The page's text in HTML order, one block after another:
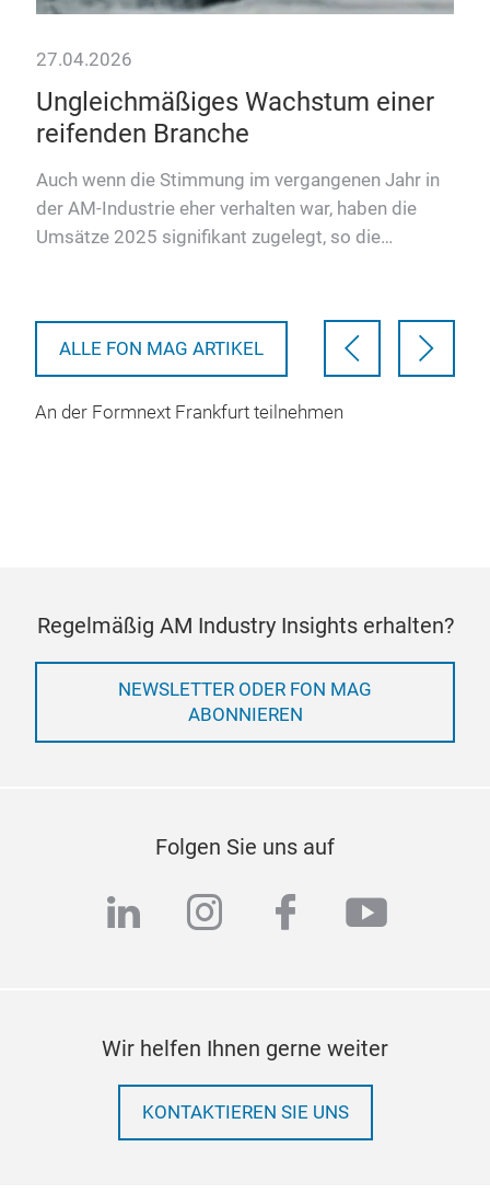
27.04.2026
Ungleichmäßiges Wachstum einer
reifenden Branche
Auch wenn die Stimmung im vergangenen Jahr in
der AM-Industrie eher verhalten war, haben die
Umsätze 2025 signifikant zugelegt, so die
ALLE FON MAG ARTIKEL
An der Formnext Frankfurt teilnehmen
Regelmäßig AM Industry Insights erhalten?
NEWSLETTER ODER FON MAG
ABONNIEREN
Folgen Sie uns auf
linkedininstagram
facebook
Wir helfen Ihnen gerne weiter
KONTAKTIEREN SIE UNS